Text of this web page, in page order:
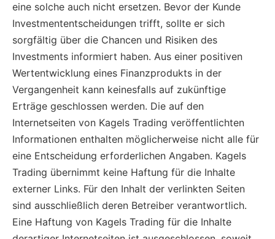
eine solche auch nicht ersetzen. Bevor der Kunde
Investmententscheidungen trifft, sollte er sich
sorgfältig über die Chancen und Risiken des
Investments informiert haben. Aus einer positiven
Wertentwicklung eines Finanzprodukts in der
Vergangenheit kann keinesfalls auf zukünftige
Erträge geschlossen werden. Die auf den
Internetseiten von Kagels Trading veröffentlichten
Informationen enthalten möglicherweise nicht alle für
eine Entscheidung erforderlichen Angaben. Kagels
Trading übernimmt keine Haftung für die Inhalte
externer Links. Für den Inhalt der verlinkten Seiten
sind ausschließlich deren Betreiber verantwortlich.
Eine Haftung von Kagels Trading für die Inhalte